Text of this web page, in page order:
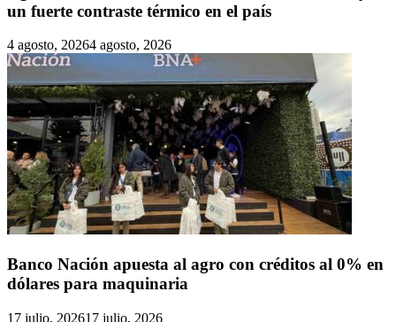
un fuerte contraste térmico en el país
4 agosto, 20264 agosto, 2026
Banco Nación apuesta al agro con créditos al 0% en
dólares para maquinaria
17 julio, 202617 julio, 2026